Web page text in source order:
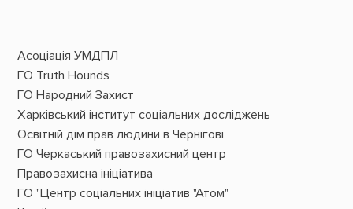
Асоціація УМДПЛ
ГО Truth Hounds
ГО Народний Захист
Харківський інститут соціальних досліджень
Освітній дім прав людини в Чернігові
ГО Черкаський правозахисний центр
Правозахисна ініціатива
ГО "Центр соціальних ініціатив "Атом"